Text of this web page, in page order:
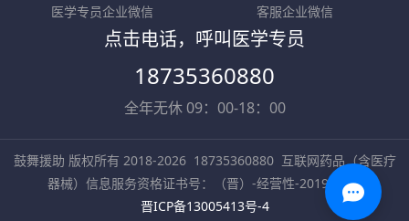
医学专员企业微信 客服企业微信
点击电话，呼叫医学专员
18735360880
全年无休 09：00-18：00
鼓舞援助 版权所有 2018-2026 18735360880 互联网药品（含医疗
器械）信息服务资格证书号：（晋）-经营性-2019-0002
晋ICP备13005413号-4